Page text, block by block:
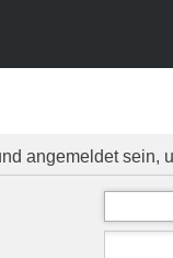
angemeldet sein,